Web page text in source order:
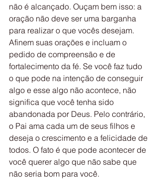
não é alcançado. Ouçam bem isso: a
oração não deve ser uma barganha
para realizar o que vocês desejam.
Afinem suas orações e incluam o
pedido de compreensão e de
fortalecimento da fé. Se você faz tudo
o que pode na intenção de conseguir
algo e esse algo não acontece, não
significa que você tenha sido
abandonada por Deus. Pelo contrário,
o Pai ama cada um de seus filhos e
deseja o crescimento e a felicidade de
todos. O fato é que pode acontecer de
você querer algo que não sabe que
não seria bom para você.